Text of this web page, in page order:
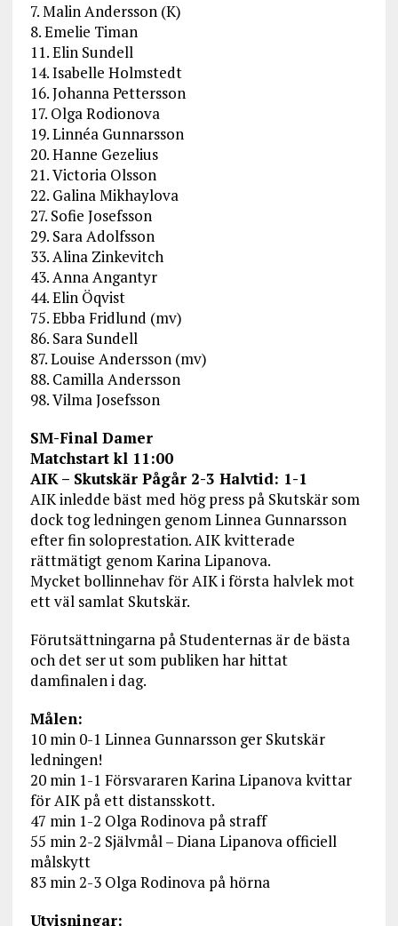
7. Malin Andersson (K)
8. Emelie Timan
11. Elin Sundell
14. Isabelle Holmstedt
16. Johanna Pettersson
17. Olga Rodionova
19. Linnéa Gunnarsson
20. Hanne Gezelius
21. Victoria Olsson
22. Galina Mikhaylova
27. Sofie Josefsson
29. Sara Adolfsson
33. Alina Zinkevitch
43. Anna Angantyr
44. Elin Öqvist
75. Ebba Fridlund (mv)
86. Sara Sundell
87. Louise Andersson (mv)
88. Camilla Andersson
98. Vilma Josefsson
SM-Final Damer
Matchstart kl 11:00
AIK – Skutskär Pågår 2-3 Halvtid: 1-1
AIK inledde bäst med hög press på Skutskär som
dock tog ledningen genom Linnea Gunnarsson
efter fin soloprestation. AIK kvitterade
rättmätigt genom Karina Lipanova.
Mycket bollinnehav för AIK i första halvlek mot
ett väl samlat Skutskär.
Förutsättningarna på Studenternas är de bästa
och det ser ut som publiken har hittat
damfinalen i dag.
Målen:
10 min 0-1 Linnea Gunnarsson ger Skutskär
ledningen!
20 min 1-1 Försvararen Karina Lipanova kvittar
för AIK på ett distansskott.
47 min 1-2 Olga Rodinova på straff
55 min 2-2 Självmål – Diana Lipanova officiell
målskytt
83 min 2-3 Olga Rodinova på hörna
Utvisningar: